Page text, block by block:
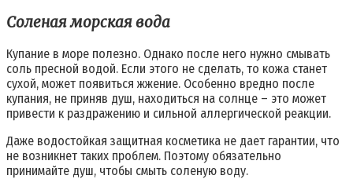
Соленая морская вода
Купание в море полезно. Однако после него нужно смывать
соль пресной водой. Если этого не сделать, то кожа станет
сухой, может появиться жжение. Особенно вредно после
купания, не приняв душ, находиться на солнце – это может
привести к раздражению и сильной аллергической реакции.
Даже водостойкая защитная косметика не дает гарантии, что
не возникнет таких проблем. Поэтому обязательно
принимайте душ, чтобы смыть соленую воду.